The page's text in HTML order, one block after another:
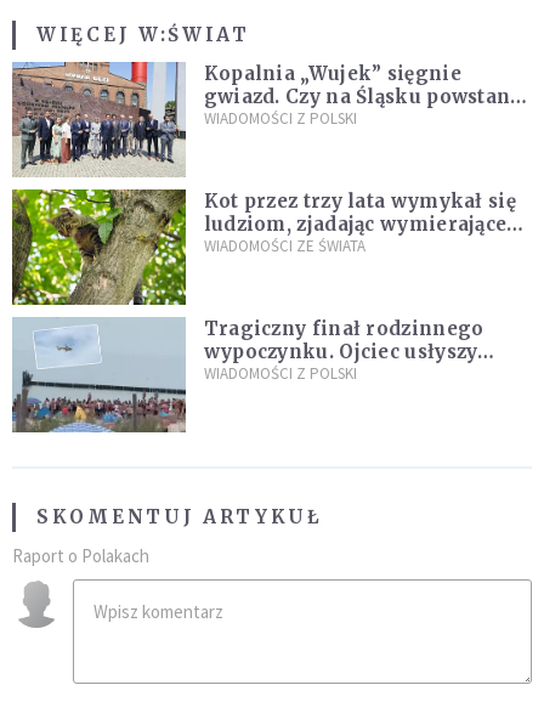
WIĘCEJ W:ŚWIAT
Kopalnia „Wujek” sięgnie
gwiazd. Czy na Śląsku powstanie
„Dolina Krzemowa”?
WIADOMOŚCI Z POLSKI
Kot przez trzy lata wymykał się
ludziom, zjadając wymierające
kaczki. W końcu popełnił
WIADOMOŚCI ZE ŚWIATA
Tragiczny finał rodzinnego
wypoczynku. Ojciec usłyszy
zarzuty
WIADOMOŚCI Z POLSKI
SKOMENTUJ ARTYKUŁ
Raport o Polakach